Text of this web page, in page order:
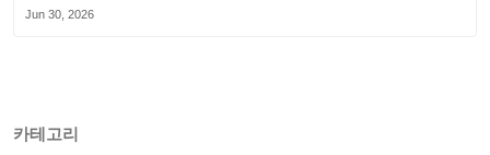
Jun 30, 2026
카테고리